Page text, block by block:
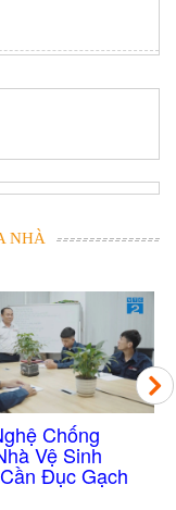
NHÀ
Chống
Vệ Sinh
Đục Gạch